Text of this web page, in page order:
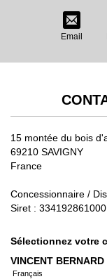
Email
15 montée du bois
69210 SAVIGNY
France
Concessionnaire /
Siret :
Sélectionnez votre
VINCENT BERNARD
Français